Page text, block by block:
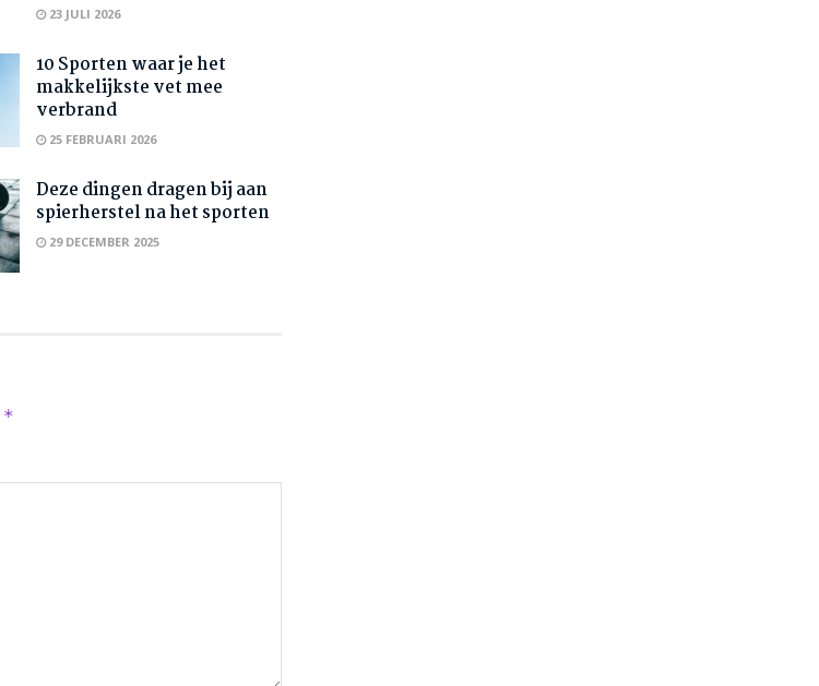
23 JULI 2026
10 Sporten waar je het
makkelijkste vet mee
verbrand
25 FEBRUARI 2026
Deze dingen dragen bij aan
spierherstel na het sporten
29 DECEMBER 2025
*